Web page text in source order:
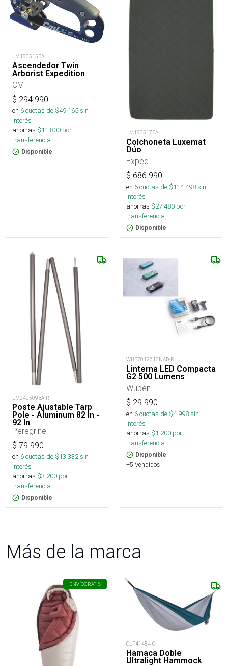
LM180515BA
Ascendedor Twin
Arborist Expedition
CMI
$ 294.990
en 6cuotas de $49.165sin
interés
ahorras $11.800 por
transferencia.
Disponible
LM190517BA
Colchoneta Luxemat
Dúo
Exped
$ 686.990
en 6cuotas de $114.498sin
interés
ahorras $27.480 por
transferencia.
Disponible
LM240509BA-R
Poste Ajustable Tarp
Pole - Aluminum 82 In -
92 In
Peregrine
$ 79.990
en 6cuotas de $13.332sin
interés
ahorras $3.200 por
transferencia.
Disponible
WUB7012613NAD-R
Linterna LED Compacta
G2 500 Lumens
Wuben
$ 29.990
en 6cuotas de $4.998sin
interés
ahorras $1.200 por
transferencia.
Disponible
+5 Vendidos
Más de la marca
ENVÍOGRATIS
OUT41454-C
Hamaca Doble
Ultralight Hammock